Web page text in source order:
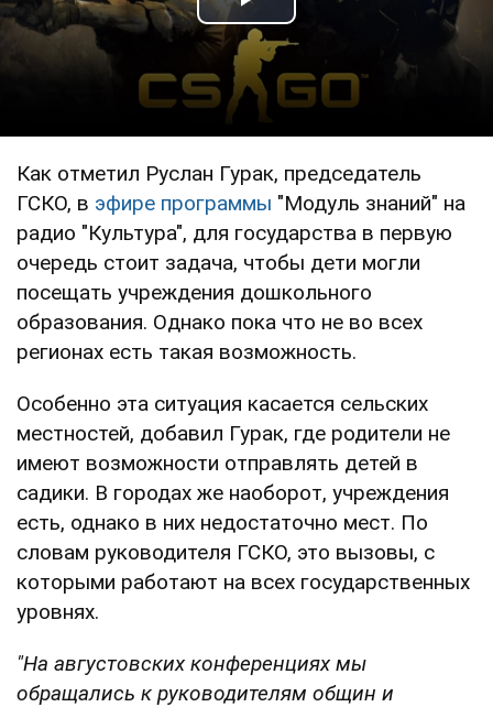
Play Video
Как отметил Руслан Гурак, председатель
ГСКО, в эфире программы "Модуль знаний" на
радио "Культура", для государства в первую
очередь стоит задача, чтобы дети могли
посещать учреждения дошкольного
образования. Однако пока что не во всех
регионах есть такая возможность.
Особенно эта ситуация касается сельских
местностей, добавил Гурак, где родители не
имеют возможности отправлять детей в
садики. В городах же наоборот, учреждения
есть, однако в них недостаточно мест. По
словам руководителя ГСКО, это вызовы, с
которыми работают на всех государственных
уровнях.
"На августовских конференциях мы
обращались к руководителям общин и